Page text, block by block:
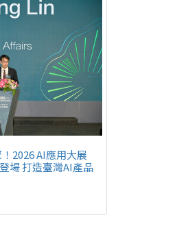
2026 AI應用大展
場 打造臺灣AI產品